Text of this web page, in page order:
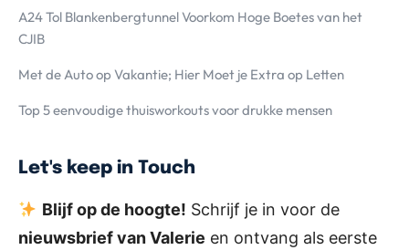
A24 Tol Blankenbergtunnel Voorkom Hoge Boetes van het
CJIB
Met de Auto op Vakantie; Hier Moet je Extra op Letten
Top 5 eenvoudige thuisworkouts voor drukke mensen
Let's keep in Touch
Blijf op de hoogte! Schrijf je in voor de
nieuwsbrief van Valerie en ontvang als eerste